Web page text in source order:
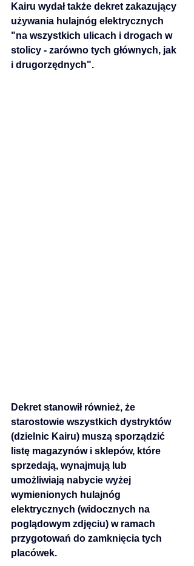
Kairu wydał także dekret zakazujący
używania hulajnóg elektrycznych
"na wszystkich ulicach i drogach w
stolicy - zarówno tych głównych, jak
i drugorzędnych".
Dekret stanowił również, że
starostowie wszystkich dystryktów
(dzielnic Kairu) muszą sporządzić
listę magazynów i sklepów, które
sprzedają, wynajmują lub
umożliwiają nabycie wyżej
wymienionych hulajnóg
elektrycznych (widocznych na
poglądowym zdjęciu) w ramach
przygotowań do zamknięcia tych
placówek.